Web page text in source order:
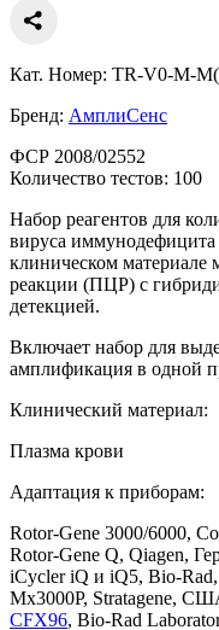
Кат. Номер: TR-V0-M-
Бренд: АмплиСенс
ФСР 2008/02552
Количество тестов: 100
Набор реагентов для
вируса
клиническом материале
реакции (ПЦР) c
детекцией.
Включает набор для
амплификация в одной
Клинический материал:
Плазма крови
Адаптация к приборам:
Rotor-Gene 3000/6000,
Rotor-Gene Q, Qiagen,
iCycler iQ и iQ5, Bio-
Mx3000P, Stratagene,
CFX96, Bio-Rad